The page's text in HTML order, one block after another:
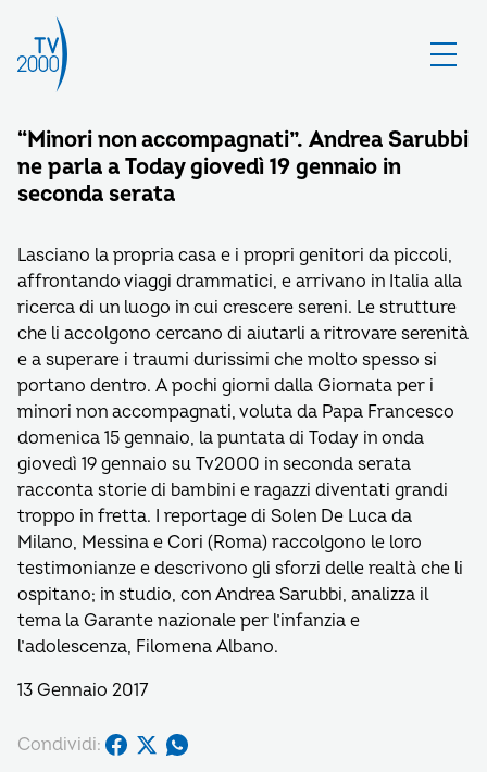
“Minori non accompagnati”. Andrea Sarubbi
ne parla a Today giovedì 19 gennaio in
seconda serata
Lasciano la propria casa e i propri genitori da piccoli,
affrontando viaggi drammatici, e arrivano in Italia alla
ricerca di un luogo in cui crescere sereni. Le strutture
che li accolgono cercano di aiutarli a ritrovare serenità
e a superare i traumi durissimi che molto spesso si
portano dentro. A pochi giorni dalla Giornata per i
minori non accompagnati, voluta da Papa Francesco
domenica 15 gennaio, la puntata di Today in onda
giovedì 19 gennaio su Tv2000 in seconda serata
racconta storie di bambini e ragazzi diventati grandi
troppo in fretta. I reportage di Solen De Luca da
Milano, Messina e Cori (Roma) raccolgono le loro
testimonianze e descrivono gli sforzi delle realtà che li
ospitano; in studio, con Andrea Sarubbi, analizza il
tema la Garante nazionale per l’infanzia e
l’adolescenza, Filomena Albano.
13 Gennaio 2017
Condividi: